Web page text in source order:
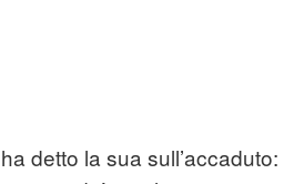
detto la sua sull’accaduto: